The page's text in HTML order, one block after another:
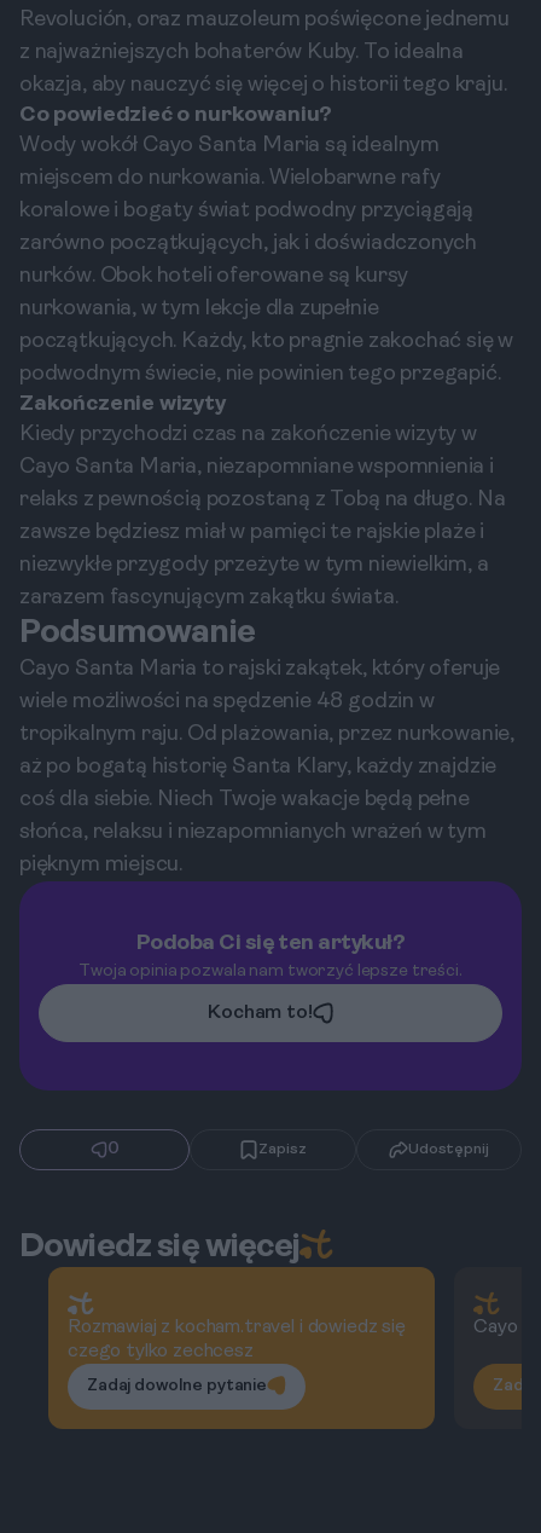
Revolución, oraz mauzoleum poświęcone jednemu
z najważniejszych bohaterów Kuby. To idealna
okazja, aby nauczyć się więcej o historii tego kraju.
Co powiedzieć o nurkowaniu?
Wody wokół Cayo Santa Maria są idealnym
miejscem do nurkowania. Wielobarwne rafy
koralowe i bogaty świat podwodny przyciągają
zarówno początkujących, jak i doświadczonych
nurków. Obok hoteli oferowane są kursy
nurkowania, w tym lekcje dla zupełnie
początkujących. Każdy, kto pragnie zakochać się w
podwodnym świecie, nie powinien tego przegapić.
Zakończenie wizyty
Kiedy przychodzi czas na zakończenie wizyty w
Cayo Santa Maria, niezapomniane wspomnienia i
relaks z pewnością pozostaną z Tobą na długo. Na
zawsze będziesz miał w pamięci te rajskie plaże i
niezwykłe przygody przeżyte w tym niewielkim, a
zarazem fascynującym zakątku świata.
Podsumowanie
Cayo Santa Maria to rajski zakątek, który oferuje
wiele możliwości na spędzenie 48 godzin w
tropikalnym raju. Od plażowania, przez nurkowanie,
aż po bogatą historię Santa Klary, każdy znajdzie
coś dla siebie. Niech Twoje wakacje będą pełne
słońca, relaksu i niezapomnianych wrażeń w tym
pięknym miejscu.
Podoba Ci się ten artykuł?
Twoja opinia pozwala nam tworzyć lepsze treści.
Kocham to!
0 Zapisz Udostępnij
Dowiedz się więcej
Rozmawiaj z kocham.travel i dowiedz się
czego tylko zechcesz
Zadaj dowolne pytanie
Cayo